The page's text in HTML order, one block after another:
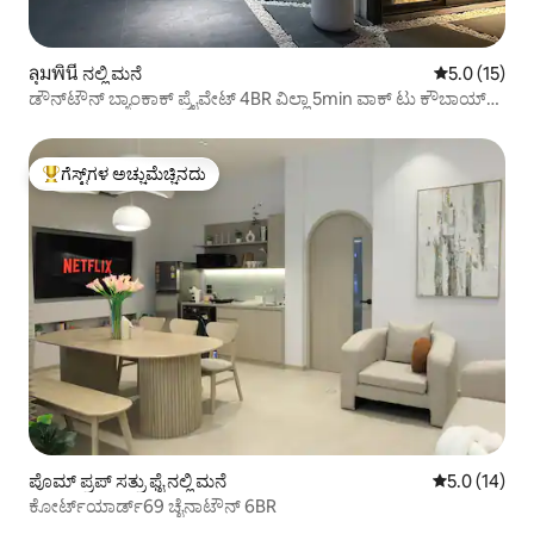
ลุมพินี ನಲ್ಲಿ ಮನೆ 5 ರಲ್ಲಿ 5.0
5.0 (15)
ಡೌನ್‌ಟೌನ್ ಬ್ಯಾಂಕಾಕ್ ಪ್ರೈವೇಟ್ 4BR ವಿಲ್ಲಾ 5min ವಾಕ್ ಟು ಕೌಬಾಯ್
ಗೆಸ್ಟ್‌ಗಳಿಗೆ ಅತಿ ಹೆಚ್ಚು ಅಚ್ಚುಮೆಚ್ಚಿನದು
ಗೆಸ್ಟ್‌ಗಳ ಅಚ್ಚುಮೆಚ್ಚಿನದು
ಪೊಮ್ ಪ್ರಪ್ ಸತ್ರು ಫೈ ನಲ್ಲಿ ಮನೆ 5 ರಲ್ಲಿ 5.0
5.0 (14)
ಕೋರ್ಟ್‌ಯಾರ್ಡ್69 ಚೈನಾಟೌನ್ 6BR